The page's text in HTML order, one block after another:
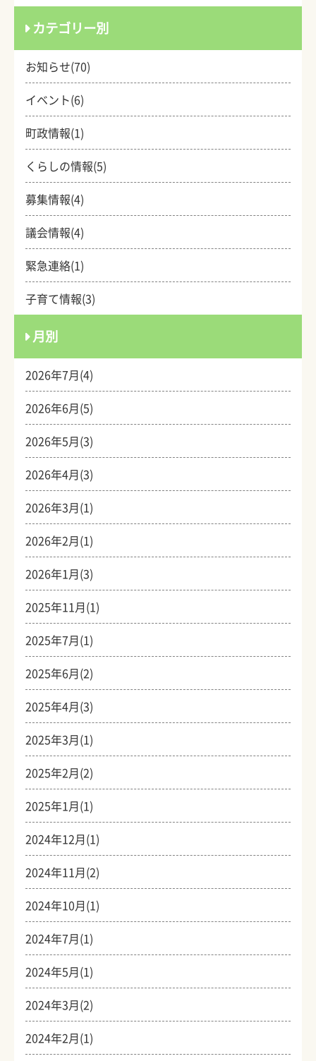
カテゴリー別
お知らせ(70)
イベント(6)
町政情報(1)
くらしの情報(5)
募集情報(4)
議会情報(4)
緊急連絡(1)
子育て情報(3)
月別
2026年7月(4)
2026年6月(5)
2026年5月(3)
2026年4月(3)
2026年3月(1)
2026年2月(1)
2026年1月(3)
2025年11月(1)
2025年7月(1)
2025年6月(2)
2025年4月(3)
2025年3月(1)
2025年2月(2)
2025年1月(1)
2024年12月(1)
2024年11月(2)
2024年10月(1)
2024年7月(1)
2024年5月(1)
2024年3月(2)
2024年2月(1)